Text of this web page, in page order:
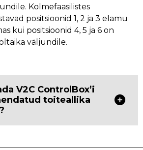
Kolmefaasilistes
positsioonid 1, 2 ja 3 elamu
kui positsioonid 4, 5 ja 6 on
väljundile.
V2C ControlBox’i
toiteallika